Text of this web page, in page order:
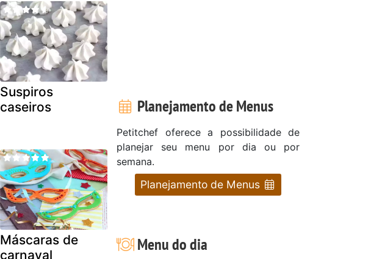
Suspiros
caseiros
Máscaras de
carnaval
Planejamento de Menus
Petitchef oferece a possibilidade de
planejar seu menu por dia ou por
semana.
Planejamento de Menus
Menu do dia